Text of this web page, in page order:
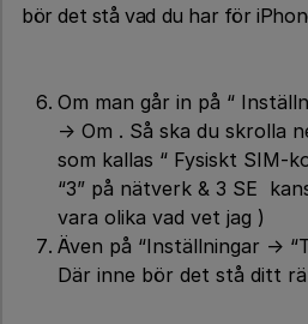
bör det stå vad du har för
Om man går in på “
→ Om . Så ska du skrolla
som kallas “ Fysiskt SIM-
“3” på nätverk & 3 SE
vara olika vad vet jag )
Även på “Inställningar →
Där inne bör det stå ditt